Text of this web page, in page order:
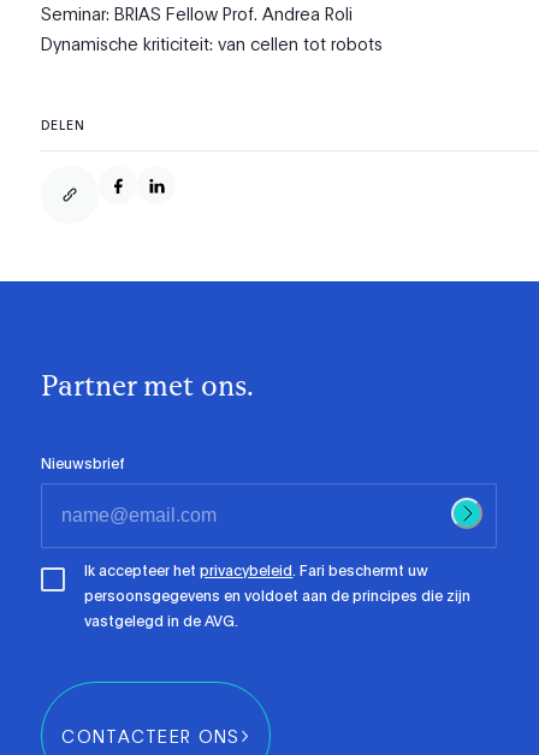
Seminar: BRIAS Fellow Prof. Andrea Roli
Dynamische kriticiteit: van cellen tot robots
DELEN
Partner met ons.
Nieuwsbrief
Ik accepteer hetprivacybeleid. Fari beschermt uw
persoonsgegevens en voldoet aan de principes die zijn
vastgelegd in de AVG.
CONTACTEER ONS